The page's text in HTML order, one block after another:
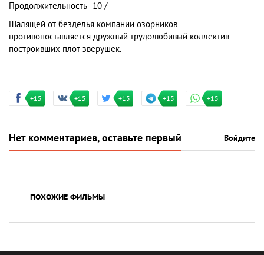
Продолжительность 10 /
Шалящей от безделья компании озорников
противопоставляется дружный трудолюбивый коллектив
построивших плот зверушек.
+15 +15 +15 +15 +15
Нет комментариев, оставьте первый Войдите
ПОХОЖИЕ ФИЛЬМЫ